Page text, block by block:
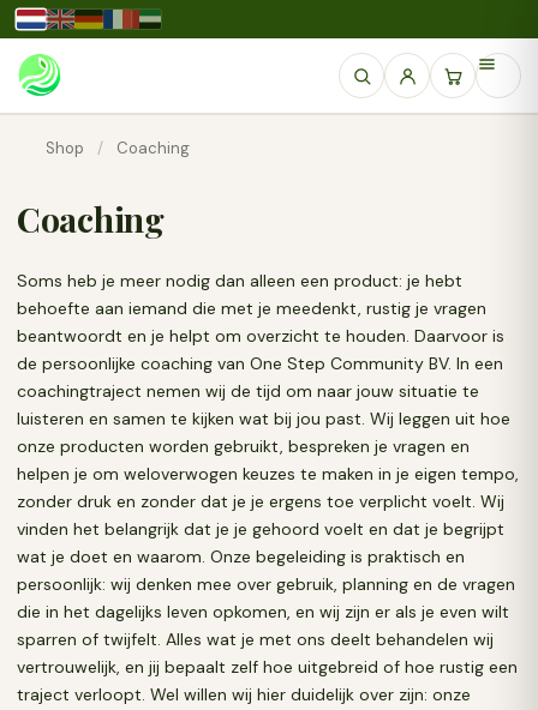
Shop / Coaching
Coaching
Soms heb je meer nodig dan alleen een product: je hebt
behoefte aan iemand die met je meedenkt, rustig je vragen
beantwoordt en je helpt om overzicht te houden. Daarvoor is
de persoonlijke coaching van One Step Community BV. In een
coachingtraject nemen wij de tijd om naar jouw situatie te
luisteren en samen te kijken wat bij jou past. Wij leggen uit hoe
onze producten worden gebruikt, bespreken je vragen en
helpen je om weloverwogen keuzes te maken in je eigen tempo,
zonder druk en zonder dat je je ergens toe verplicht voelt. Wij
vinden het belangrijk dat je je gehoord voelt en dat je begrijpt
wat je doet en waarom. Onze begeleiding is praktisch en
persoonlijk: wij denken mee over gebruik, planning en de vragen
die in het dagelijks leven opkomen, en wij zijn er als je even wilt
sparren of twijfelt. Alles wat je met ons deelt behandelen wij
vertrouwelijk, en jij bepaalt zelf hoe uitgebreid of hoe rustig een
traject verloopt. Wel willen wij hier duidelijk over zijn: onze